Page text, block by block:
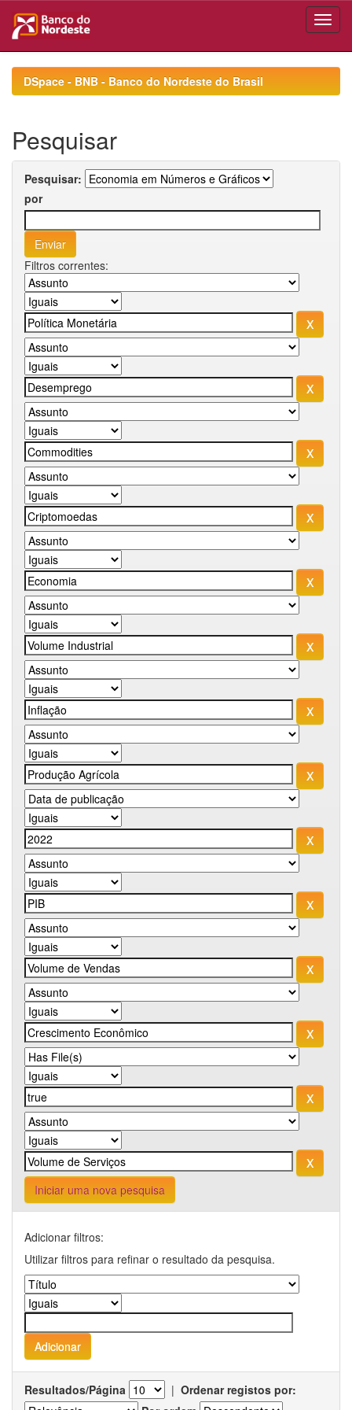
navigationDSpace - BNB - Banco do Nordeste do Brasil
Pesquisar
Pesquisar:
por
Filtros correntes:
Iniciar uma nova pesquisa
Adicionar filtros:
Utilizar filtros para refinar o resultado da pesquisa.
Resultados/Página | Ordenar registos por: